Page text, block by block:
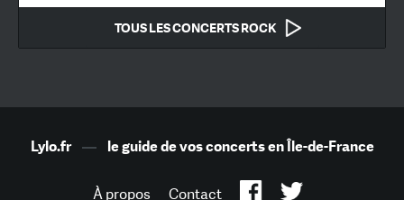
TOUS LES CONCERTS ROCK
Lylo.fr— le guide de vos concerts en Île-de-France
À propos Contact